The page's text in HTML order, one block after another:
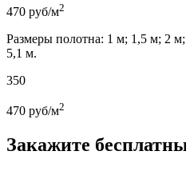
470 руб/м2
Размеры полотна: 1 м; 1,5 м; 2
5,1 м.
350
470 руб/м2
Закажите